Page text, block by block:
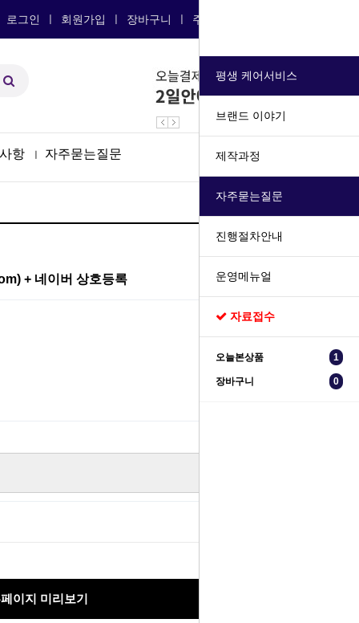
주문내역조회
장바구니
회원가입
로그인
항 자주묻는질문
평생 케어서비스
브랜드 이야기
제작과정
자주묻는질문
진행절차안내
운영메뉴얼
자료접수
오늘본상품 1
장바구니 0
+ 네이버 상호등록
이지 미리보기